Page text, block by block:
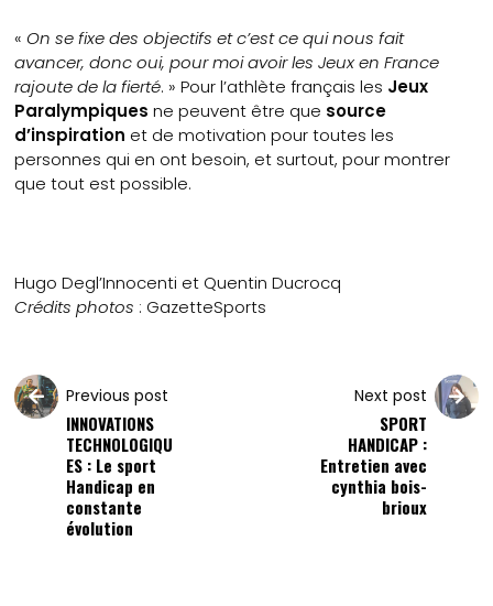
«On se fixe des objectifs et c’est ce qui nous fait
avancer, donc oui, pour moi avoir les Jeux en France
rajoute de la fierté. » Pour l’athlète français les Jeux
Paralympiques ne peuvent être que source
d’inspiration et de motivation pour toutes les
personnes qui en ont besoin, et surtout, pour montrer
que tout est possible.
Hugo Degl’Innocenti et Quentin Ducrocq
Crédits photos : GazetteSports
Previous post
INNOVATIONS
TECHNOLOGIQU
ES : Le sport
Handicap en
constante
évolution
Next post
SPORT
HANDICAP :
Entretien avec
cynthia bois-
brioux